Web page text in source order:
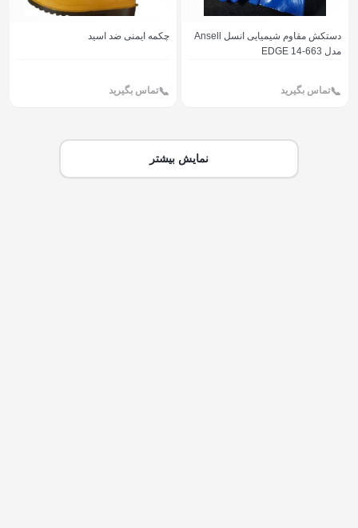
دستکش مقاوم شیمیایی انسل Ansell
مدل EDGE 14-663
تماس بگیرید
چکمه ایمنی ضد اسید
تماس بگیرید
نمایش بیشتر